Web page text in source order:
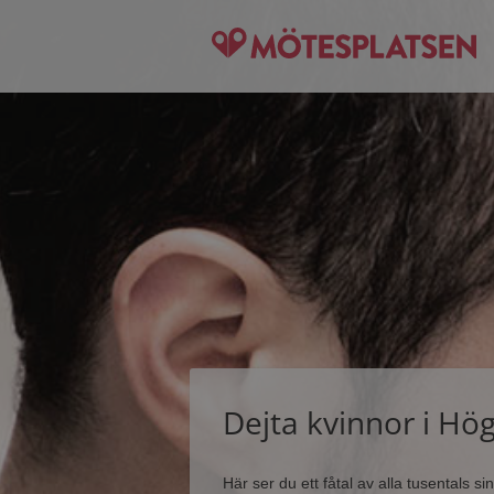
Dejta kvinnor i
Här ser du ett fåtal av alla tusentals